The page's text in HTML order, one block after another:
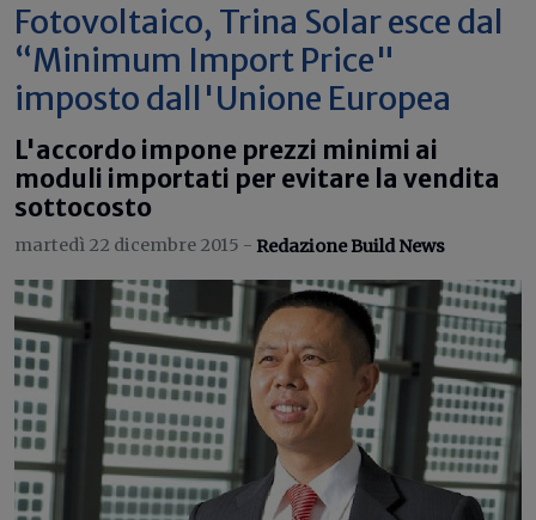
Fotovoltaico, Trina Solar esce dal
“Minimum Import Price"
imposto dall'Unione Europea
L'accordo impone prezzi minimi ai
moduli importati per evitare la vendita
sottocosto
martedì 22 dicembre 2015 - Redazione Build News